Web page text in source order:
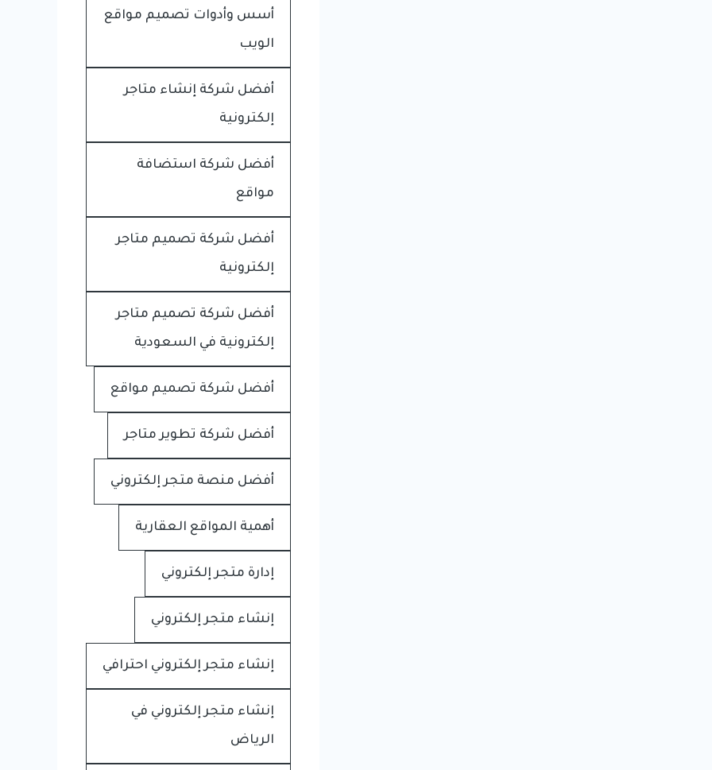
أسس وأدوات تصميم مواقع
الويب
أفضل شركة إنشاء متاجر
إلكترونية
أفضل شركة استضافة
مواقع
أفضل شركة تصميم متاجر
إلكترونية
أفضل شركة تصميم متاجر
إلكترونية في السعودية
أفضل شركة تصميم مواقع
أفضل شركة تطوير متاجر
أفضل منصة متجر إلكتروني
أهمية المواقع العقارية
إدارة متجر إلكتروني
إنشاء متجر إلكتروني
إنشاء متجر إلكتروني احترافي
إنشاء متجر إلكتروني في
الرياض